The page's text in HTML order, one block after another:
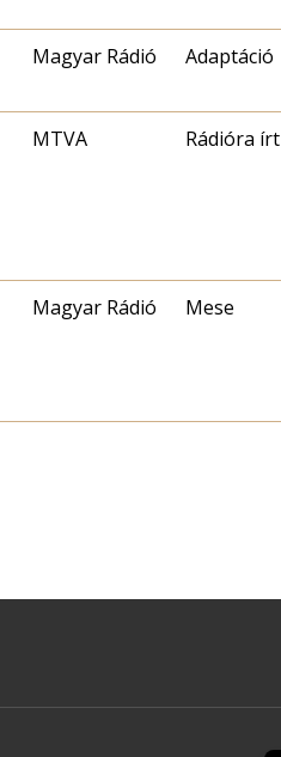
Magyar Rádió Adaptáció
MTVA Rádióra írt
Magyar Rádió Mese